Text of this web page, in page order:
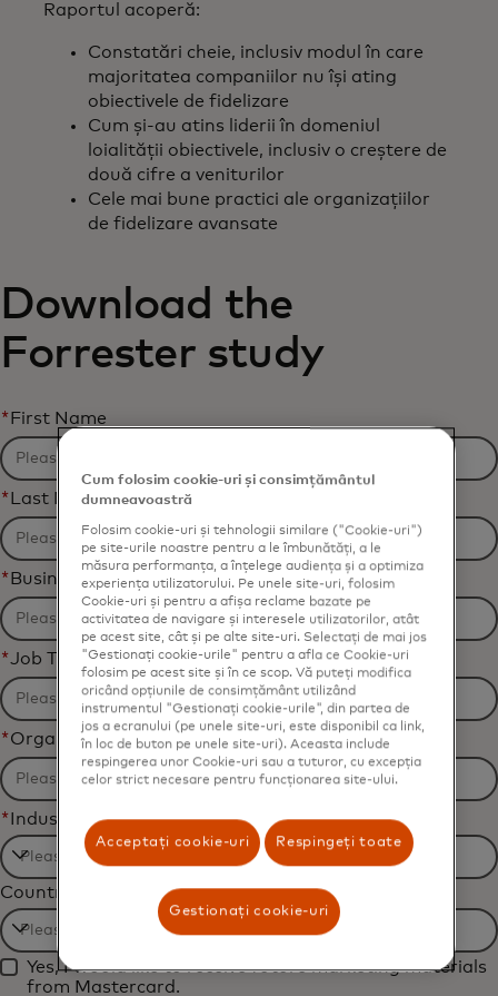
Raportul acoperă:
Constatări cheie, inclusiv modul în care
majoritatea companiilor nu își ating
obiectivele de fidelizare
Cum și-au atins liderii în domeniul
loialității obiectivele, inclusiv o creștere de
două cifre a veniturilor
Cele mai bune practici ale organizațiilor
de fidelizare avansate
Download the
Forrester study
* First Name
* Last Name
* Business Email Address
*Job Title
*Organization Name
* Industry
Filtering
will
be
applied
after
Country
Filtering
willYes, I would like to receive future marketing materials
from Mastercard.
Cum folosim cookie-uri și consimțământul
dumneavoastră
Folosim cookie-uri și tehnologii similare ("Cookie-uri")
pe site-urile noastre pentru a le îmbunătăți, a le
măsura performanța, a înțelege audiența și a optimiza
experiența utilizatorului. Pe unele site-uri, folosim
Cookie-uri și pentru a afișa reclame bazate pe
activitatea de navigare și interesele utilizatorilor, atât
pe acest site, cât și pe alte site-uri. Selectați de mai jos
"Gestionați cookie-urile" pentru a afla ce Cookie-uri
folosim pe acest site și în ce scop. Vă puteți modifica
oricând opțiunile de consimțământ utilizând
instrumentul "Gestionați cookie-urile", din partea de
jos a ecranului (pe unele site-uri, este disponibil ca link,
în loc de buton pe unele site-uri). Aceasta include
respingerea unor Cookie-uri sau a tuturor, cu excepția
celor strict necesare pentru funcționarea site-ului.
Acceptați cookie-uri Respingeți toate
Gestionați cookie-uri